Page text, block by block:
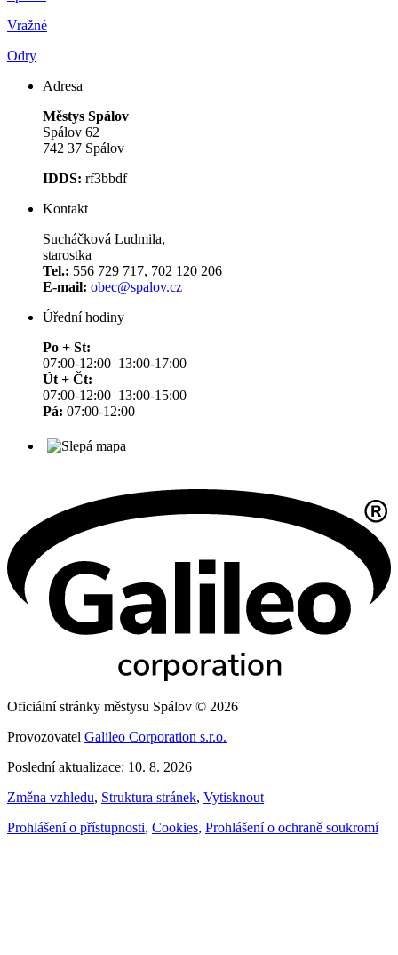
Vražné
Odry
Adresa
Městys Spálov
Spálov 62
742 37 Spálov
IDDS: rf3bbdf
Kontakt
Sucháčková Ludmila,
starostka
Tel.: 556 729 717, 702 120 206
E-mail: obec@spalov.cz
Úřední hodiny
Po + St:
07:00-12:00 13:00-17:00
Út + Čt:
07:00-12:00 13:00-15:00
Pá: 07:00-12:00
Oficiální stránky městysu Spálov © 2026
Provozovatel Galileo Corporation s.r.o.
Poslední aktualizace: 10. 8. 2026
Změna vzhledu, Struktura stránek, Vytisknout
Prohlášení o přístupnosti, Cookies, Prohlášení o ochraně soukromí